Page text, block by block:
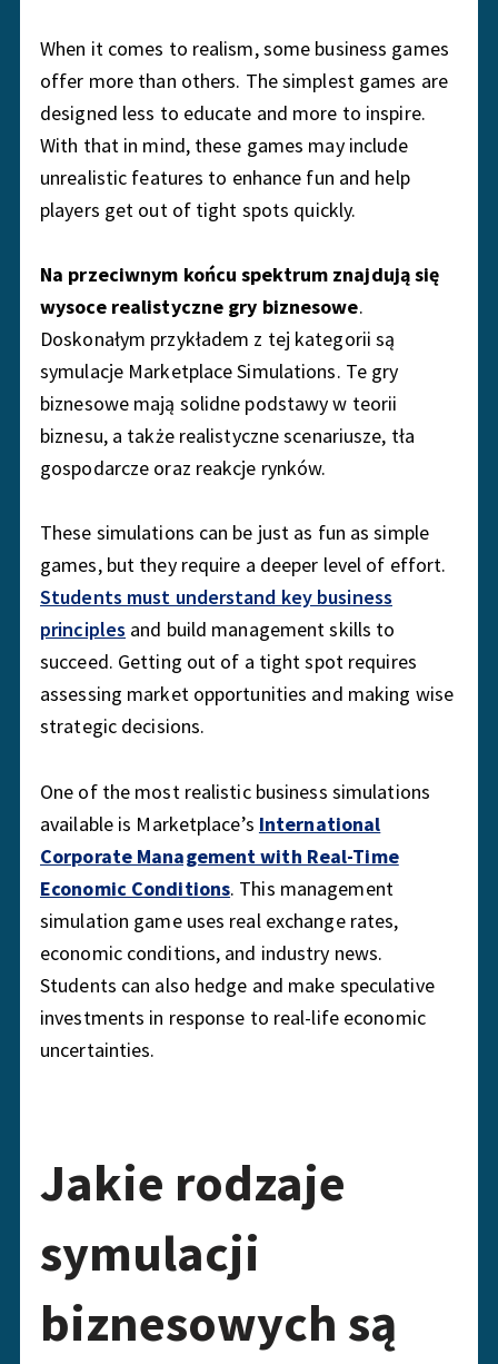
When it comes to realism, some business games
offer more than others. The simplest games are
designed less to educate and more to inspire.
With that in mind, these games may include
unrealistic features to enhance fun and help
players get out of tight spots quickly.
Na przeciwnym końcu spektrum znajdują się
wysoce realistyczne gry biznesowe.
Doskonałym przykładem z tej kategorii są
symulacje Marketplace Simulations. Te gry
biznesowe mają solidne podstawy w teorii
biznesu, a także realistyczne scenariusze, tła
gospodarcze oraz reakcje rynków.
These simulations can be just as fun as simple
games, but they require a deeper level of effort.
Students must understand key business
principles and build management skills to
succeed. Getting out of a tight spot requires
assessing market opportunities and making wise
strategic decisions.
One of the most realistic business simulations
available is Marketplace’s International
Corporate Management with Real-Time
Economic Conditions. This management
simulation game uses real exchange rates,
economic conditions, and industry news.
Students can also hedge and make speculative
investments in response to real-life economic
uncertainties.
Jakie rodzaje
symulacji
biznesowych są